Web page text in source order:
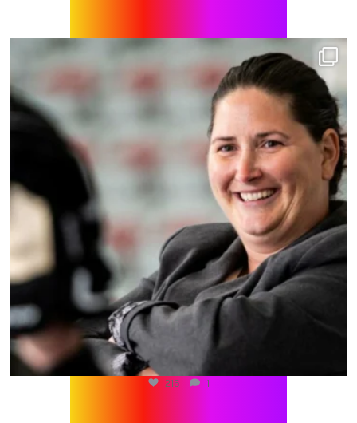
216 1